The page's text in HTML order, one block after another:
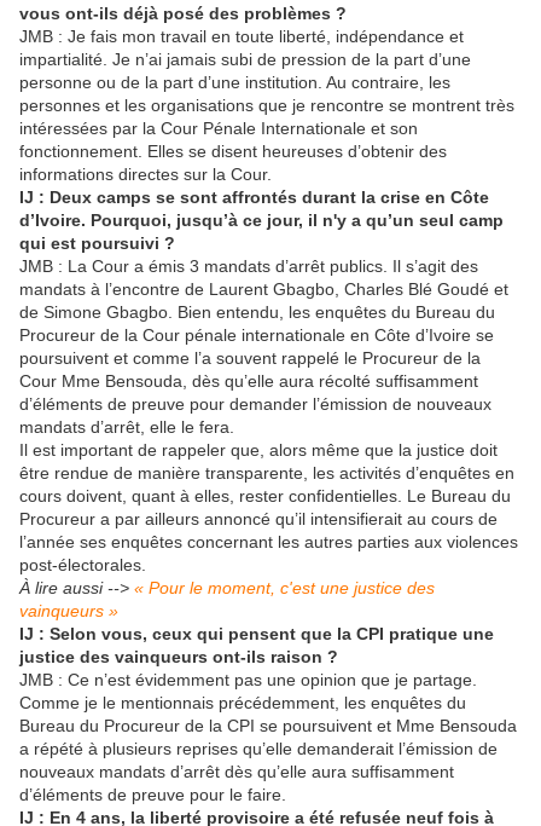
vous ont-ils déjà posé des problèmes ?
JMB : Je fais mon travail en toute liberté, indépendance et
impartialité. Je n’ai jamais subi de pression de la part d’une
personne ou de la part d’une institution. Au contraire, les
personnes et les organisations que je rencontre se montrent très
intéressées par la Cour Pénale Internationale et son
fonctionnement. Elles se disent heureuses d’obtenir des
informations directes sur la Cour.
IJ : Deux camps se sont affrontés durant la crise en Côte
d’Ivoire. Pourquoi, jusqu’à ce jour, il n'y a qu’un seul camp
qui est poursuivi ?
JMB : La Cour a émis 3 mandats d’arrêt publics. Il s’agit des
mandats à l’encontre de Laurent Gbagbo, Charles Blé Goudé et
de Simone Gbagbo. Bien entendu, les enquêtes du Bureau du
Procureur de la Cour pénale internationale en Côte d’Ivoire se
poursuivent et comme l’a souvent rappelé le Procureur de la
Cour Mme Bensouda, dès qu’elle aura récolté suffisamment
d’éléments de preuve pour demander l’émission de nouveaux
mandats d’arrêt, elle le fera.
Il est important de rappeler que, alors même que la justice doit
être rendue de manière transparente, les activités d’enquêtes en
cours doivent, quant à elles, rester confidentielles. Le Bureau du
Procureur a par ailleurs annoncé qu’il intensifierait au cours de
l’année ses enquêtes concernant les autres parties aux violences
post-électorales.
À lire aussi --> « Pour le moment, c'est une justice des
vainqueurs »
IJ : Selon vous, ceux qui pensent que la CPI pratique une
justice des vainqueurs ont-ils raison ?
JMB : Ce n’est évidemment pas une opinion que je partage.
Comme je le mentionnais précédemment, les enquêtes du
Bureau du Procureur de la CPI se poursuivent et Mme Bensouda
a répété à plusieurs reprises qu’elle demanderait l’émission de
nouveaux mandats d’arrêt dès qu’elle aura suffisamment
d’éléments de preuve pour le faire.
IJ : En 4 ans, la liberté provisoire a été refusée neuf fois à